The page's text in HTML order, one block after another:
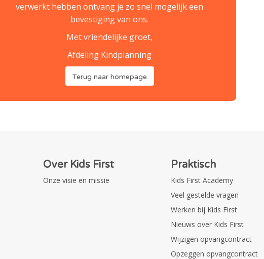
verwerkt hebben ontvang je zo snel mogelijk een
bevestiging van ons.
Met vriendelijke groet,
Afdeling Kindplanning
Terug naar homepage
Over Kids First
Onze visie en missie
Praktisch
Kids First Academy
Veel gestelde vragen
Werken bij Kids First
Nieuws over Kids First
Wijzigen opvangcontract
Opzeggen opvangcontract